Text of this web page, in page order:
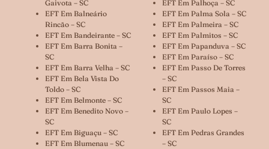
Gaivota – SC
EFT Em Balneário
Rincão – SC
EFT Em Bandeirante – SC
EFT Em Barra Bonita –
SC
EFT Em Barra Velha – SC
EFT Em Bela Vista Do
Toldo – SC
EFT Em Belmonte – SC
EFT Em Benedito Novo –
SC
EFT Em Biguaçu – SC
EFT Em Blumenau – SC
EFT Em Palhoça – SC
EFT Em Palma Sola – SC
EFT Em Palmeira – SC
EFT Em Palmitos – SC
EFT Em Papanduva – SC
EFT Em Paraíso – SC
EFT Em Passo De Torres
– SC
EFT Em Passos Maia –
SC
EFT Em Paulo Lopes –
SC
EFT Em Pedras Grandes
– SC